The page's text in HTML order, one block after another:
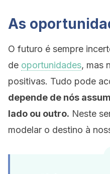
As
O futuro é sempre
de oportunidades, mas
positivas. Tudo pode
depende de nós
lado ou outro. Neste
modelar o destino à